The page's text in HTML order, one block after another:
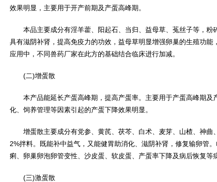
效果明显，主要用于开产前期及产蛋高峰期。
本品主要成分有淫羊藿、阳起石、当归、益母草、菟丝子等，粉
具有滋阴补肾，提高免疫力的功效，益母草明显增强卵巢的生殖功能
应用中，不同兽药厂家在此方的基础结合临床进行加减。
(二)增蛋散
本产品能延长产蛋高峰期，提高产蛋率。主要用于产蛋高峰期及
化、饲养管理等因素引起的产蛋下降效果明显。
增蛋散主要成分有党参、黄芪、茯芩、白术、麦芽、山楂、神曲
2%拌料。既能补中益气，又能健胃助消化、滋阴补肾，修复输卵管
痢、卵巢卵泡卵管变性、沙皮蛋、软皮蛋、产蛋率下降及病后恢复等
(三)激蛋散